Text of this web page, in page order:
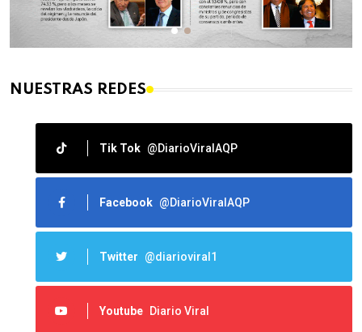
NUESTRAS REDES
Tik Tok @DiarioViralAQP
Facebook @DiarioViralAQP
Twitter @diarioviral1
Youtube Diario Viral